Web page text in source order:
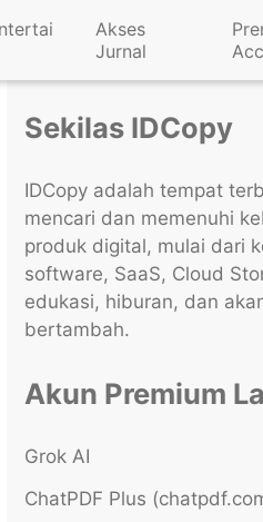
Akses
Jurnal
Sekilas IDCopy
IDCopy adalah tempat
mencari dan memenuhi
produk digital, mulai dari
software, SaaS, Cloud
edukasi, hiburan, dan
bertambah.
Akun Premium
Grok AI
ChatPDF Plus